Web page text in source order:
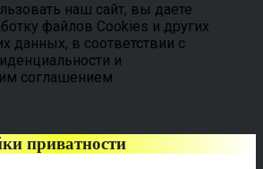
наш сайт, вы даете
файлов Cookies и других
данных, в соответствии с
и
соглашением
приватности